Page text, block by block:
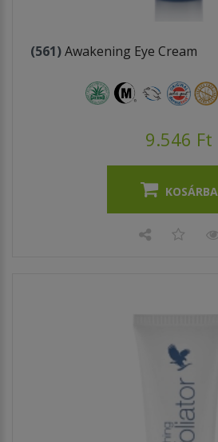
(561)Awakening Eye Cream
9.546 Ft
KOSÁRBA